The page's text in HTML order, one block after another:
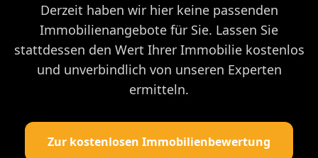
Derzeit haben wir hier keine passenden
Immobilienangebote für Sie. Lassen Sie
stattdessen den Wert Ihrer Immobilie kostenlos
und unverbindlich von unseren Experten
ermitteln.
Zur kostenlosen Immobilienbewertung